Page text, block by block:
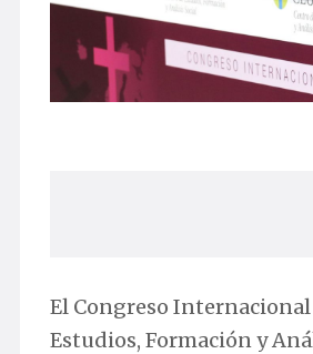
El Congreso Internacional
Estudios, Formación y